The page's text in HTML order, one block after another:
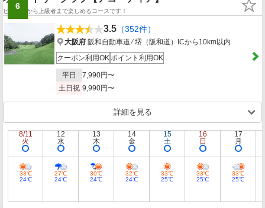
6
ビギナーから上級者まで楽しめるコースです！
3.5 （352件）
大阪府 阪和自動車道 ⁄ 堺（阪和道）ICから10km以内
クーポン利用OKポイント利用OK
平日
7,990円〜
土日祝 9,990円〜
詳細を見る
8/11
火
33℃
24℃
12
水
27℃
24℃
13
木
30℃
24℃
14
金
32℃
24℃
15
土
33℃
25℃
16
日
33℃
25℃
17
月
33℃
25℃